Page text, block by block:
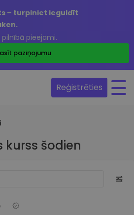
– turpiniet ieguldīt
pilnībā pieejami.
paziņojumu
Reģistrēties
šodien